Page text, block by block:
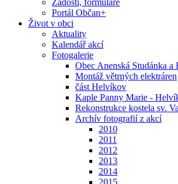
Žádosti, formuláře
Portál Občan+
Život v obci
Aktuality
Kalendář akcí
Fotogalerie
Obec Anenská Studánka
Montáž větrných elektráren
část Helvíkov
Kaple Panny Marie -
Rekonstrukce kostela sv.
Archív fotografií z akcí
2010
2011
2012
2013
2014
2015